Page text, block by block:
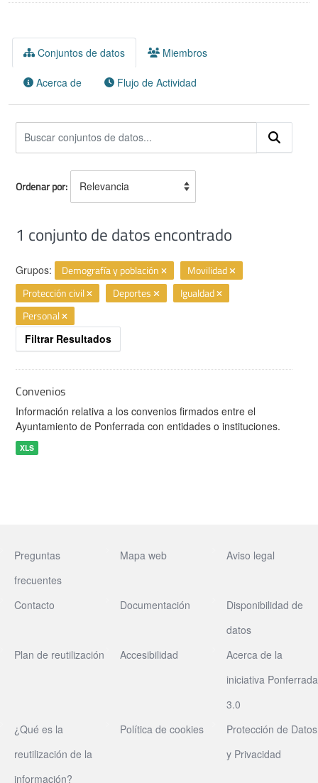
Conjuntos de datos Miembros
Acerca de Flujo de Actividad
Ordenar por
1 conjunto de datos encontrado
Grupos: Demografía y población
Movilidad
Protección civil
Deportes
Igualdad
Personal
Filtrar Resultados
Convenios
Información relativa a los convenios firmados entre el
Ayuntamiento de Ponferrada con entidades o instituciones.
XLS
Preguntas
frecuentes
Mapa web Aviso legal
Contacto Documentación
Disponibilidad de
datos
Plan de reutilización
Accesibilidad
Acerca de la
iniciativa Ponferrada
3.0
¿Qué es la
reutilización de la
información?
Política de cookies
Protección de Datos
y Privacidad